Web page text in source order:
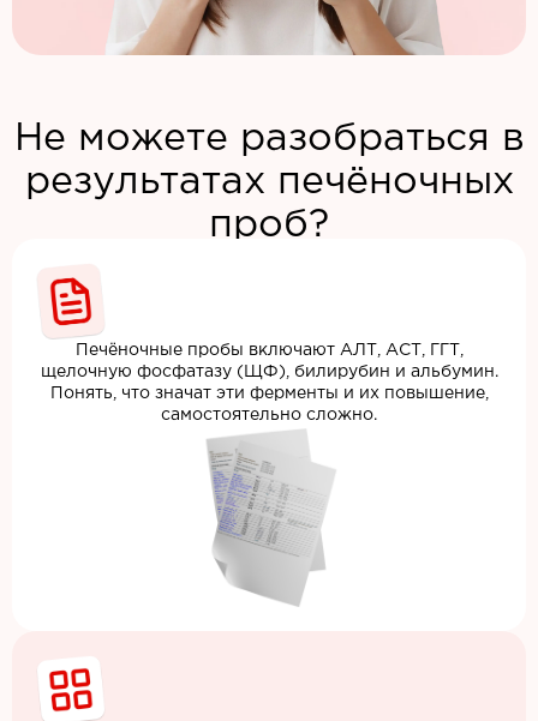
Не можете разобраться в
результатах печёночных
проб?
Печёночные пробы включают АЛТ, АСТ, ГГТ,
щелочную фосфатазу (ЩФ), билирубин и альбумин.
Понять, что значат эти ферменты и их повышение,
самостоятельно сложно.